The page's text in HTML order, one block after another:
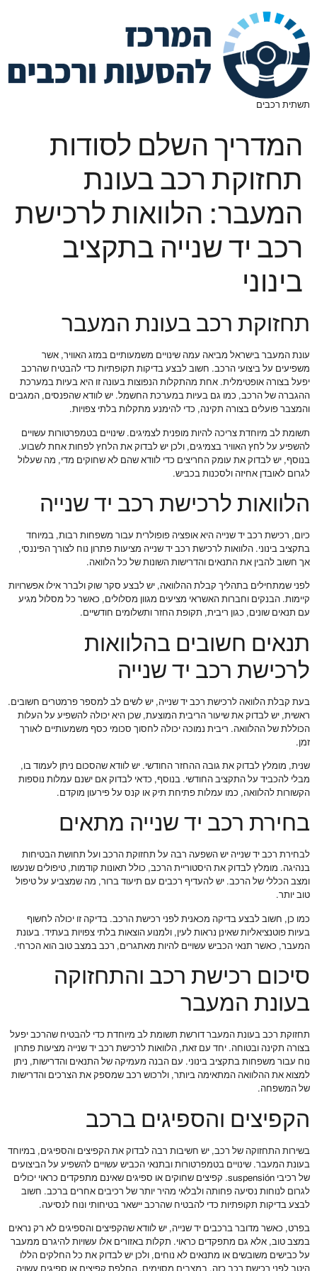
תשתית רכבים
המדריך השלם לסודות
תחזוקת רכב בעונת
המעבר: הלוואות לרכישת
רכב יד שנייה בתקציב
בינוני
תחזוקת רכב בעונת המעבר
עונת המעבר בישראל מביאה עמה שינויים משמעותיים במזג האוויר, אשר
משפיעים על ביצועי הרכב. חשוב לבצע בדיקות תקופתיות כדי להבטיח שהרכב
יפעל בצורה אופטימלית. אחת מהתקלות הנפוצות בעונה זו היא בעיות במערכת
ההגברה של הרכב, כמו גם בעיות במערכת החשמל. יש לוודא שהפנסים, המגבים
והמצבר פועלים בצורה תקינה, כדי להימנע מתקלות בלתי צפויות.
תשומת לב מיוחדת צריכה להיות מופנית לצמיגים. שינויים בטמפרטורות עשויים
להשפיע על לחץ האוויר בצמיגים, ולכן יש לבדוק את הלחץ לפחות אחת לשבוע.
בנוסף, יש לבדוק את עומק החריצים כדי לוודא שהם לא שחוקים מדי, מה שעלול
לגרום לאובדן אחיזה ולסכנות בכביש.
הלוואות לרכישת רכב יד שנייה
כיום, רכישת רכב יד שנייה היא אופציה פופולרית עבור משפחות רבות, במיוחד
בתקציב בינוני. הלוואות לרכישת רכב יד שנייה מציעות פתרון נוח לצורך הפיננסי,
אך חשוב להבין את התנאים והדרישות השונות של כל הלוואה.
לפני שמתחילים בתהליך קבלת ההלוואה, יש לבצע סקר שוק ולברר אילו אפשרויות
קיימות. הבנקים וחברות האשראי מציעים מגוון מסלולים, כאשר כל מסלול מגיע
עם תנאים שונים, כגון ריבית, תקופת החזר ותשלומים חודשיים.
תנאים חשובים בהלוואות
לרכישת רכב יד שנייה
בעת קבלת הלוואה לרכישת רכב יד שנייה, יש לשים לב למספר פרמטרים חשובים.
ראשית, יש לבדוק את שיעור הריבית המוצעת, שכן היא יכולה להשפיע על העלות
הכוללת של ההלוואה. ריבית נמוכה יכולה לחסוך סכומי כסף משמעותיים לאורך
זמן.
שנית, מומלץ לבדוק את גובה ההחזר החודשי. יש לוודא שהסכום ניתן לעמוד בו,
מבלי להכביד על התקציב החודשי. בנוסף, כדאי לבדוק אם ישנם עמלות נוספות
הקשורות להלוואה, כמו עמלות פתיחת תיק או קנס על פירעון מוקדם.
בחירת רכב יד שנייה מתאים
לבחירת רכב יד שנייה יש השפעה רבה על תחזוקת הרכב ועל תחושת הבטיחות
בנהיגה. מומלץ לבדוק את היסטוריית הרכב, כולל תאונות קודמות, טיפולים שנעשו
ומצב הכללי של הרכב. יש להעדיף רכבים עם תיעוד ברור, מה שמצביע על טיפול
טוב יותר.
כמו כן, חשוב לבצע בדיקה מכאנית לפני רכישת הרכב. בדיקה זו יכולה לחשוף
בעיות פוטנציאליות שאינן נראות לעין, ולמנוע הוצאות בלתי צפויות בעתיד. בעונת
המעבר, כאשר תנאי הכביש עשויים להיות מאתגרים, רכב במצב טוב הוא הכרחי.
סיכום רכישת רכב והתחזוקה
בעונת המעבר
תחזוקת רכב בעונת המעבר דורשת תשומת לב מיוחדת כדי להבטיח שהרכב יפעל
בצורה תקינה ובטוחה. יחד עם זאת, הלוואות לרכישת רכב יד שנייה מציעות פתרון
נוח עבור משפחות בתקציב בינוני. עם הבנה מעמיקה של התנאים והדרישות, ניתן
למצוא את ההלוואה המתאימה ביותר, ולרכוש רכב שמספק את הצרכים והדרישות
של המשפחה.
הקפיצים והספיגים ברכב
בשירות התחזוקה של רכב, יש חשיבות רבה לבדוק את הקפיצים והספיגים, במיוחד
בעונת המעבר. שינויים בטמפרטורות ובתנאי הכביש עשויים להשפיע על הביצועים
של רכיבי suspensión. קפיצים שחוקים או ספיגים שאינם מתפקדים כראוי יכולים
לגרום לנוחות נסיעה פחותה ולבלאי מהיר יותר של רכיבים אחרים ברכב. חשוב
לבצע בדיקות תקופתיות כדי להבטיח שהרכב יישאר בטיחותי ונוח לנסיעה.
בפרט, כאשר מדובר ברכבים יד שנייה, יש לוודא שהקפיצים והספיגים לא רק נראים
במצב טוב, אלא גם מתפקדים כראוי. תקלות באזורים אלו עשויות להיגרם ממעבר
על כבישים משובשים או מתנאים לא נוחים, ולכן יש לבדוק את כל החלקים הללו
היטב לפני רכישת רכב כזה. במצבים מסוימים, החלפת קפיצים או ספיגים עשויה